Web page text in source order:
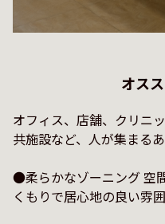
オス
オフィス、店舗、クリニ
共施設など、人が集まる
●柔らかなゾーニング 空
くもりで居心地の良い雰